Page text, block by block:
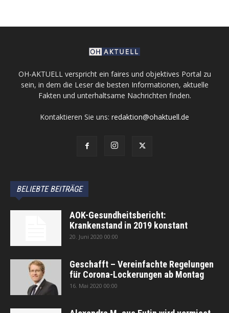
OH-AKTUELL verspricht ein faires und objektives Portal zu
sein, in dem die Leser die besten Informationen, aktuelle
Fakten und unterhaltsame Nachrichten finden.
Kontaktieren Sie uns: redaktion@ohaktuell.de
BELIEBTE BEITRÄGE
AOK-Gesundheitsbericht:
Krankenstand in 2019 konstant
20. Juni 2020 00:00
Geschafft – Vereinfachte Regelungen
für Corona-Lockerungen ab Montag
16. Mai 2020 00:00